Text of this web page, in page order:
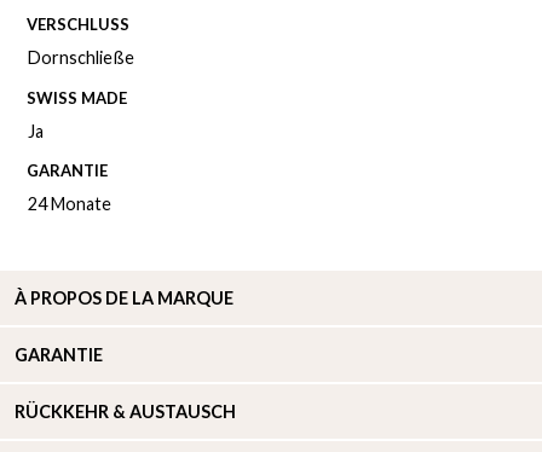
VERSCHLUSS
Dornschließe
SWISS MADE
Ja
GARANTIE
24 Monate
À PROPOS DE LA MARQUE
GARANTIE
RÜCKKEHR & AUSTAUSCH